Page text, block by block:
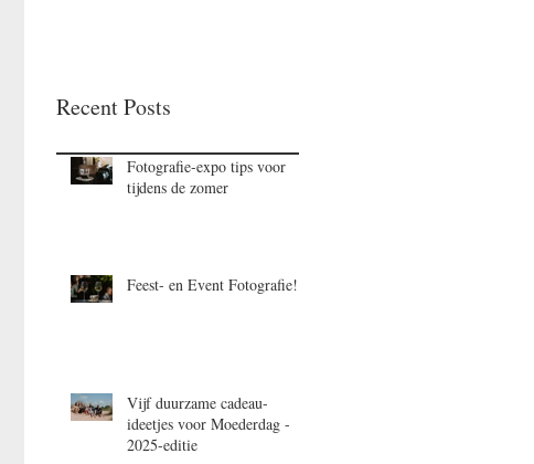
Recent Posts
Fotografie-expo tips voor
tijdens de zomer
Feest- en Event Fotografie!
Vijf duurzame cadeau-
ideetjes voor Moederdag -
2025-editie